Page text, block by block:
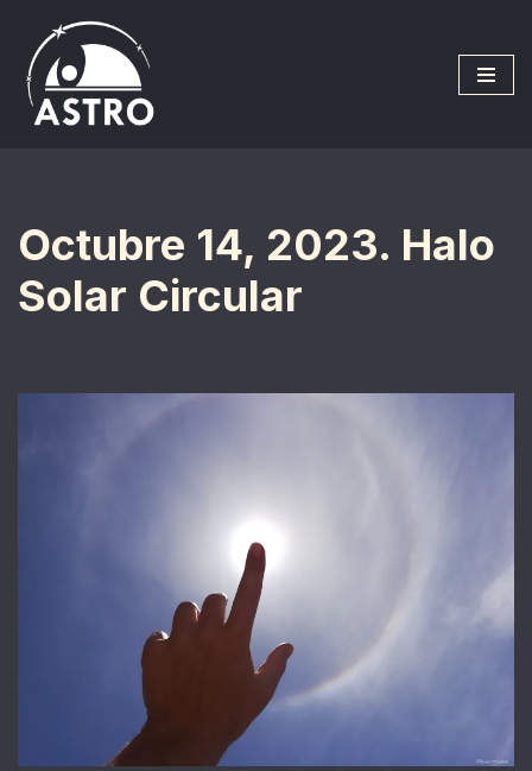
Saltar
al
contenido
Octubre 14, 2023. Halo
Solar Circular